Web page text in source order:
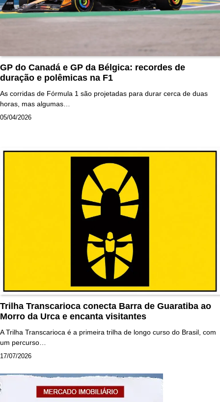
GP do Canadá e GP da Bélgica: recordes de
duração e polêmicas na F1
As corridas de Fórmula 1 são projetadas para durar cerca de duas
horas, mas algumas…
05/04/2026
Trilha Transcarioca conecta Barra de Guaratiba ao
Morro da Urca e encanta visitantes
A Trilha Transcarioca é a primeira trilha de longo curso do Brasil, com
um percurso…
17/07/2026